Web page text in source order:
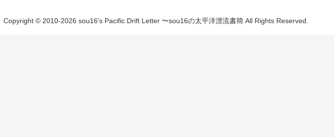
Copyright © 2010-2026 sou16's Pacific Drift Letter 〜sou16の太平洋漂流書簡 All Rights Reserved.